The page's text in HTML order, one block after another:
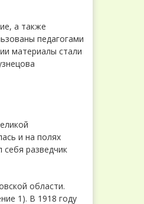
а также
педагогами
материалы стали
и на полях
разведчик
области.
1). В 1918 году